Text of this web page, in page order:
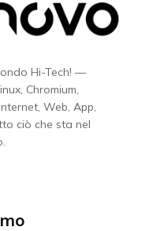
Hi-Tech! —
Chromium,
Web, App,
ciò che sta nel